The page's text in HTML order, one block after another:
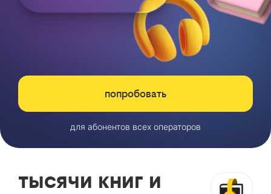
попробовать
для абонентов всех операторов
тысячи книг и